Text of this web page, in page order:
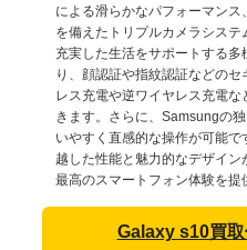
による滑らかなパフォーマン
を備えたトリプルカメラシステ
充実した生活をサポートする多
り、顔認証や指紋認証などの
レス充電や逆ワイヤレス充電
きます。さらに、Samsungの
いやすく直感的な操作が可能で
越した性能と魅力的なデザイン
最高のスマートフォン体験を提
Galaxy s10買